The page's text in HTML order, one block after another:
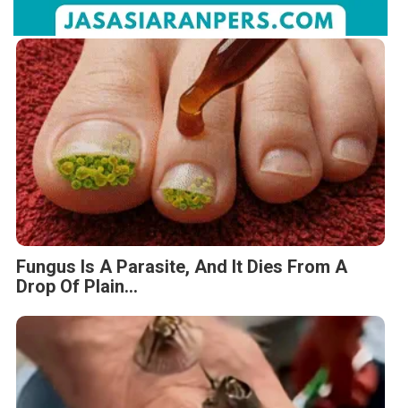
Fungus Is A Parasite, And It Dies From A
Drop Of Plain...